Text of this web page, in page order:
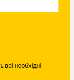
необхідні